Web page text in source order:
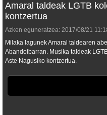
Amaral taldeak LGTB
kontzertua
Azken eguneratzea: 2017/08/21
Milaka lagunek Amaral taldearen
Abandoibarran. Musika taldeak
Aste Nagusiko kontzertua.